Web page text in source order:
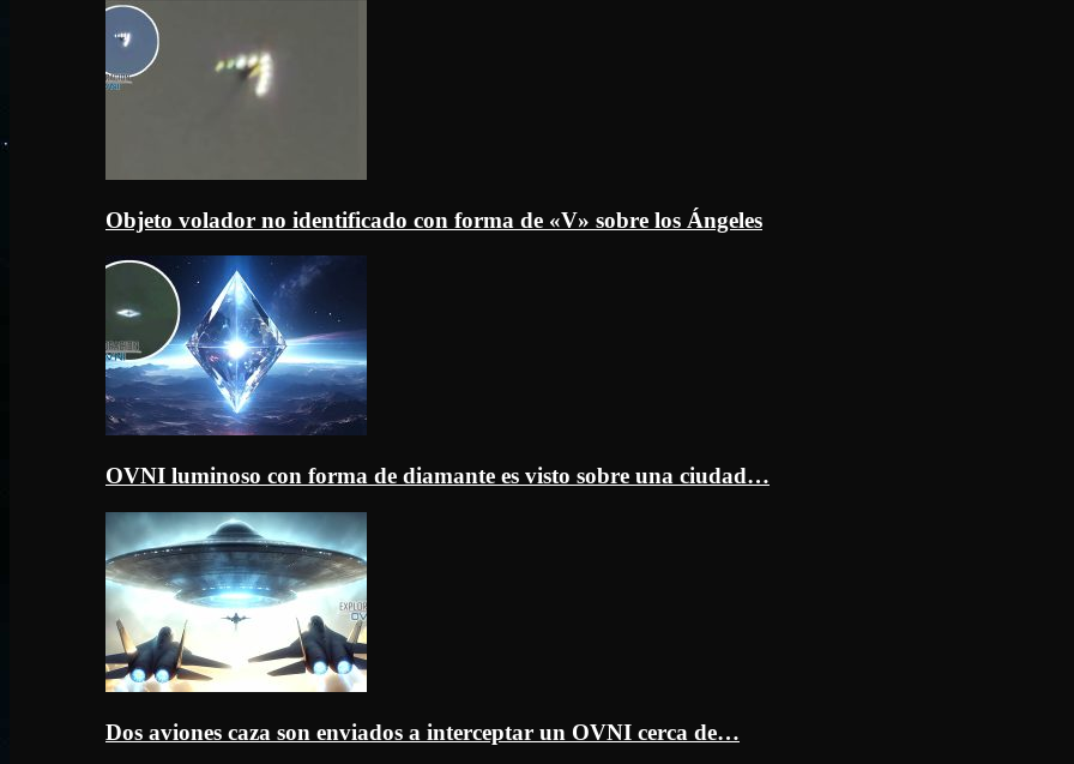
Objeto volador no identificado con forma de «V» sobre los Ángeles
OVNI luminoso con forma de diamante es visto sobre una ciudad…
Dos aviones caza son enviados a interceptar un OVNI cerca de…